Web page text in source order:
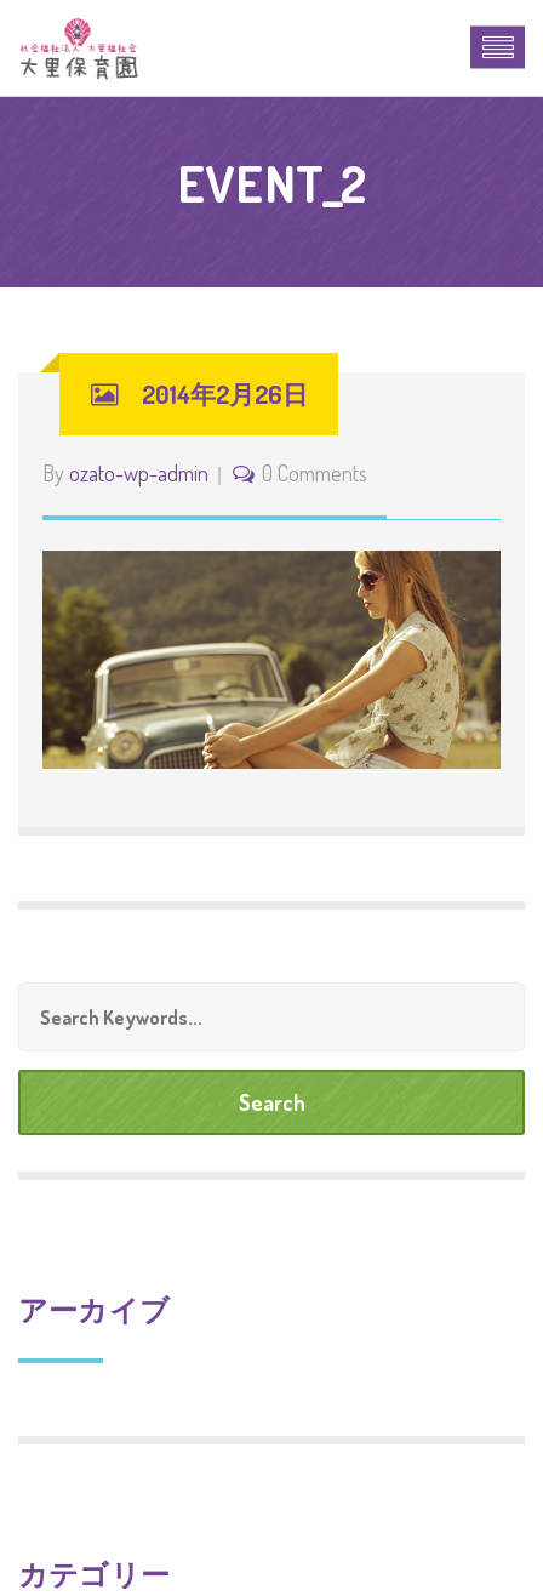
EVENT_2
2014年2月26日
By ozato-wp-admin 0 Comments
アーカイブ
カテゴリー